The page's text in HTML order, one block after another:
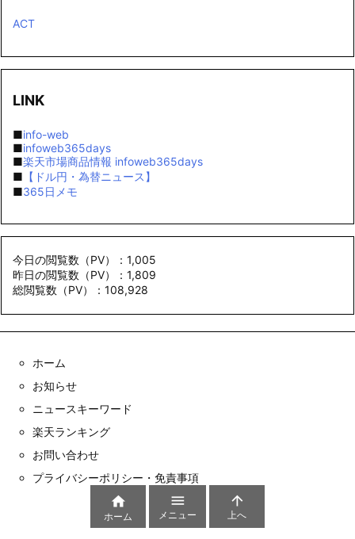
ACT
LINK
■info-web
■infoweb365days
■楽天市場商品情報 infoweb365days
■ 【ドル円・為替ニュース】
■365日メモ
今日の閲覧数（PV）：1,005
昨日の閲覧数（PV）：1,809
総閲覧数（PV）：108,928
ホーム
お知らせ
ニュースキーワード
楽天ランキング
お問い合わせ
プライバシーポリシー・免責事項

ホーム

メニュー

上へ